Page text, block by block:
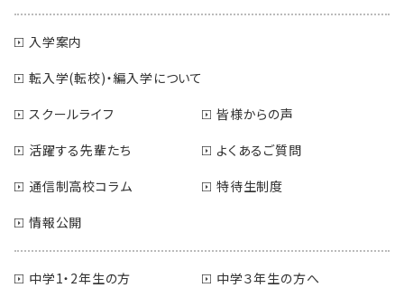
入学案内
転入学(転校)・編入学について
スクールライフ
皆様からの声
活躍する先輩たち
よくあるご質問
通信制高校コラム
特待生制度
情報公開
中学1・2年生の方
中学３年生の方へ